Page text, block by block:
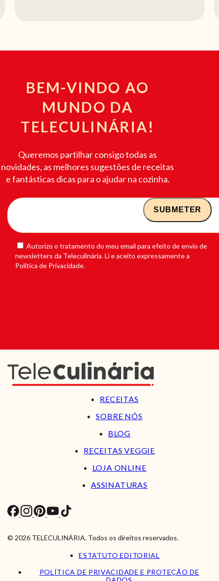
BEM-VINDO AO
MUNDO DA
TELECULINÁRIA!
Queremos partilhar consigo todas as
novidades, as melhores sugestões de receitas
e fantásticas dicas para o ajudar na cozinha.
Autorizo o tratamento do meu email para efeito de envio de
newsletters da Teleculinária. Li e aceito expressamente a
Política de Privacidade.
RECEITAS
SOBRE NÓS
BLOG
RECEITAS VEGGIE
LOJA ONLINE
ASSINATURAS
© 2026 TELECULINÁRIA. Todos os direitos reservados.
ESTATUTO EDITORIAL
POLÍTICA DE PRIVACIDADE E PROTEÇÃO DE